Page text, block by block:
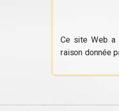
Ce site Web a
raison donnée